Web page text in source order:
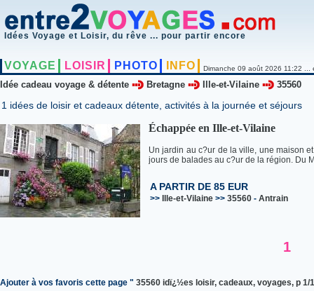
Idées Voyage et Loisir, du rêve ... pour partir encore
VOYAGE LOISIR PHOTO INFO Dimanche 09 août 2026 11:22 ...
Idée cadeau voyage & détente Bretagne Ille-et-Vilaine 35560
1 idées de loisir et cadeaux détente, activités à la journée et séjours
Échappée en Ille-et-Vilaine
Un jardin au c?ur de la ville, une maison
jours de balades au c?ur de la région. Du
A PARTIR DE 85 EUR
>> Ille-et-Vilaine >> 35560 - Antrain
1
Ajouter à vos favoris cette page " 35560 idï¿½es loisir, cadeaux, voyages, p 1/1